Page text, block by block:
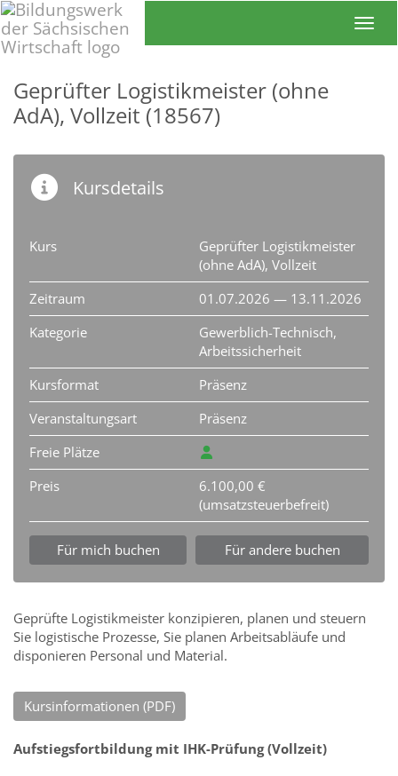
Geprüfter Logistikmeister (ohne
AdA), Vollzeit (18567)
Kursdetails
Kurs
Geprüfter Logistikmeister
(ohne AdA), Vollzeit
Zeitraum
01.07.2026 — 13.11.2026
Kategorie
Gewerblich-Technisch,
Arbeitssicherheit
Kursformat
Präsenz
Veranstaltungsart
Präsenz
Freie Plätze
Preis
6.100,00 €
(umsatzsteuerbefreit)
Für mich buchen Für andere buchen
Geprüfte Logistikmeister konzipieren, planen und steuern
Sie logistische Prozesse, Sie planen Arbeitsabläufe und
disponieren Personal und Material.
Kursinformationen (PDF)
Aufstiegsfortbildung mit IHK-Prüfung (Vollzeit)